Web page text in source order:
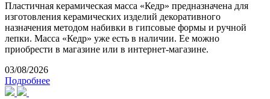
Пластичная керамическая масса «Кедр» предназначена для
изготовления керамических изделий декоративного
назначения методом набивки в гипсовые формы и ручной
лепки. Масса «Кедр» уже есть в наличии. Ее можно
приобрести в магазине или в интернет-магазине.
03/08/2026
Подробнее